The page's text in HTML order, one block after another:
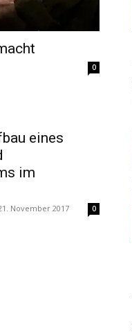
0
eines
im
November 2017 0